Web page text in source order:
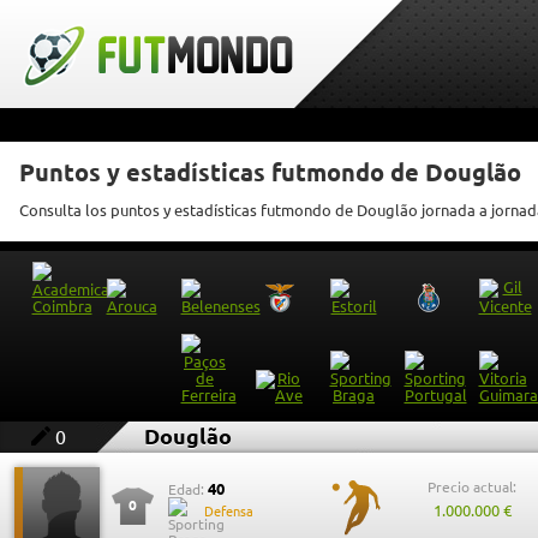
Puntos y estadísticas futmondo de Douglão
Consulta los puntos y estadísticas futmondo de Douglão jornada a
0 Douglão
0
Edad: 40
Defensa
Precio actual:
1.000.000 €